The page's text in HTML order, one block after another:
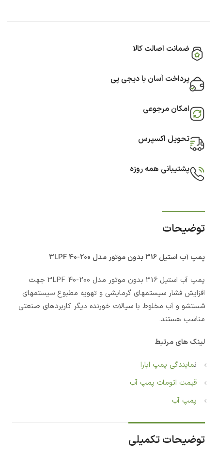
ضمانت اصالت کالا
پرداخت آسان با دیجی پی
امکان مرجوعی
تحویل اکسپرس
پشتیبانی همه روزه
توضیحات
پمپ آب استيل 316 بدون موتور مدل 3LPF 40-200
پمپ آب استيل 316 بدون موتور مدل 3LPF 40-200 جهت
افزایش فشار سیستمهای گرمایشی و تهویه مطبوع سیستمهای
شستشو و آب مخلوط با سیالات خورنده دیگر کاربردهای صنعتی
مناسب هستند.
لینک های مرتبط
نمایندگی پمپ ابارا
قیمت اتومات پمپ آب
پمپ آب
توضیحات تکمیلی